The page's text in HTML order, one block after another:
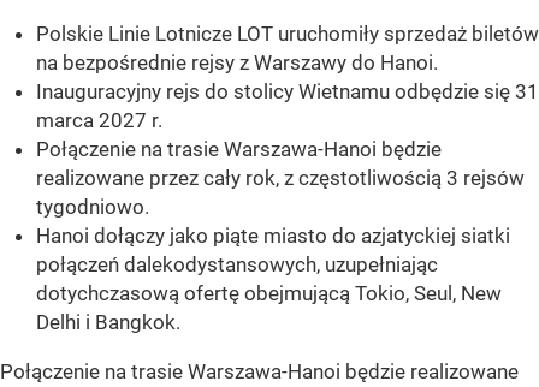
Polskie Linie Lotnicze LOT uruchomiły sprzedaż biletów
na bezpośrednie rejsy z Warszawy do Hanoi.
Inauguracyjny rejs do stolicy Wietnamu odbędzie się 31
marca 2027 r.
Połączenie na trasie Warszawa-Hanoi będzie
realizowane przez cały rok, z częstotliwością 3 rejsów
tygodniowo.
Hanoi dołączy jako piąte miasto do azjatyckiej siatki
połączeń dalekodystansowych, uzupełniając
dotychczasową ofertę obejmującą Tokio, Seul, New
Delhi i Bangkok.
Połączenie na trasie Warszawa-Hanoi będzie realizowane